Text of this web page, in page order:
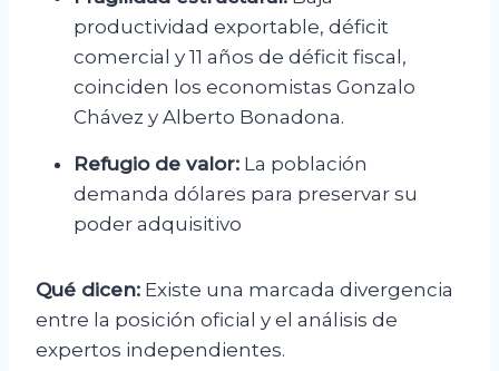
productividad exportable, déficit
comercial y 11 años de déficit fiscal,
coinciden los economistas Gonzalo
Chávez y Alberto Bonadona.
Refugio de valor: La población
demanda dólares para preservar su
poder adquisitivo
Qué dicen: Existe una marcada divergencia
entre la posición oficial y el análisis de
expertos independientes.